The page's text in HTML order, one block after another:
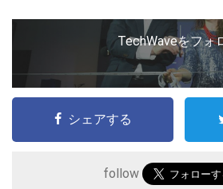
TechWaveをフォ
シェアする
follow